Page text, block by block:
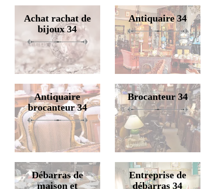
Achat rachat de
bijoux 34
Antiquaire 34
Antiquaire
brocanteur 34
Brocanteur 34
Débarras de
maison et
Entreprise de
débarras 34